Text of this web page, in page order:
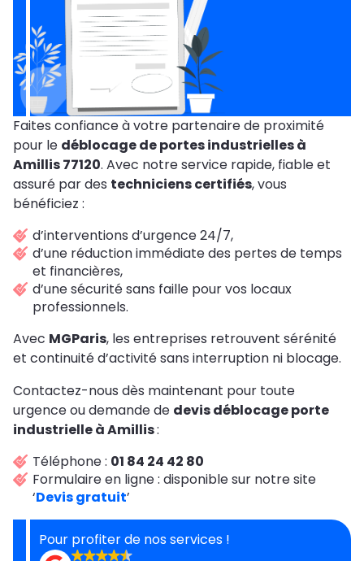
Faites confiance à votre partenaire de proximité
pour le déblocage de portes industrielles à
Amillis 77120. Avec notre service rapide, fiable et
assuré par des techniciens certifiés, vous
bénéficiez :
d’interventions d’urgence 24/7,
d’une réduction immédiate des pertes de temps
et financières,
d’une sécurité sans faille pour vos locaux
professionnels.
Avec MGParis, les entreprises retrouvent sérénité
et continuité d’activité sans interruption ni blocage.
Contactez-nous dès maintenant pour toute
urgence ou demande de devis déblocage porte
industrielle à Amillis:
Téléphone : 01 84 24 42 80
Formulaire en ligne : disponible sur notre site
‘Devis gratuit’
Pour profiter de nos services !